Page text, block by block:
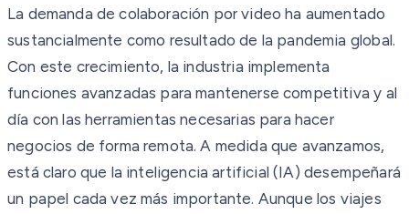
La demanda de colaboración por video ha aumentado
sustancialmente como resultado de la pandemia global.
Con este crecimiento, la industria implementa
funciones avanzadas para mantenerse competitiva y al
día con las herramientas necesarias para hacer
negocios de forma remota. A medida que avanzamos,
está claro que la inteligencia artificial (IA) desempeñará
un papel cada vez más importante. Aunque los viajes